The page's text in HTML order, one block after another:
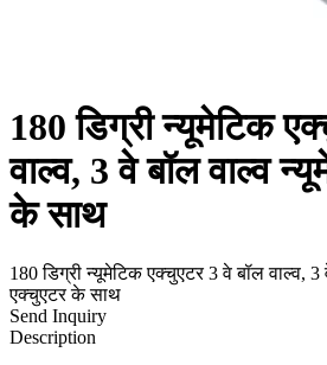
180 डिग्री न्यूमेटिक
वाल्व, 3 वे बॉल वाल्व
के साथ
180 डिग्री न्यूमेटिक एक्चुएटर 3 वे बॉल वाल्व, 3
एक्चुएटर के साथ
Send Inquiry
Description